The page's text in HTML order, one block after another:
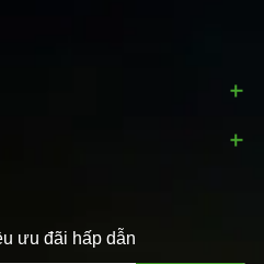
ưu đãi hấp dẫn